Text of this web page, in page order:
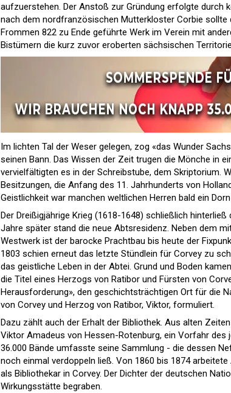
aufzuerstehen. Der Anstoß zur Gründung erfolgte durch
nach dem nordfranzösischen Mutterkloster Corbie sollte
Frommen 822 zu Ende geführte Werk im Verein mit
Bistümern die kurz zuvor eroberten sächsischen
Im lichten Tal der Weser gelegen, zog «das Wunder
seinen Bann. Das Wissen der Zeit trugen die Mönche in
vervielfältigten es in der Schreibstube, dem Skriptorium.
Besitzungen, die Anfang des 11. Jahrhunderts von
Geistlichkeit war manchen weltlichen Herren bald ein
Der Dreißigjährige Krieg (1618-1648) schließlich
Jahre später stand die neue Abtsresidenz. Neben dem
Westwerk ist der barocke Prachtbau bis heute der
1803 schien erneut das letzte Stündlein für Corvey zu
das geistliche Leben in der Abtei. Grund und Boden
die Titel eines Herzogs von Ratibor und Fürsten von
Herausforderung», den geschichtsträchtigen Ort für die
von Corvey und Herzog von Ratibor, Viktor, formuliert.
Dazu zählt auch der Erhalt der Bibliothek. Aus alten
Viktor Amadeus von Hessen-Rotenburg, ein Vorfahr
36.000 Bände umfasste seine Sammlung - die dessen
noch einmal verdoppeln ließ. Von 1860 bis 1874
als Bibliothekar in Corvey. Der Dichter der deutschen
Wirkungsstätte begraben.